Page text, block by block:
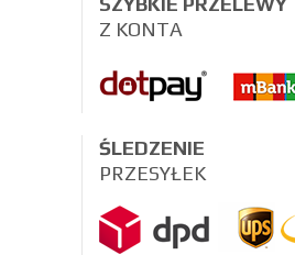
Z KONTA
ŚLEDZENIE
PRZESYŁEK